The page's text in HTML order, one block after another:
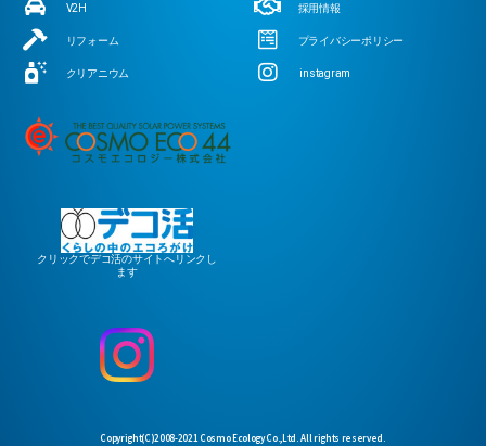
V2H
リフォーム
クリアニウム
採用情報
プライバシーポリシー
instagram
クリックでデコ活のサイトへリンクし
ます
Copyright(C)2008-2021 Cosmo Ecology Co.,Ltd. All rights reserved.